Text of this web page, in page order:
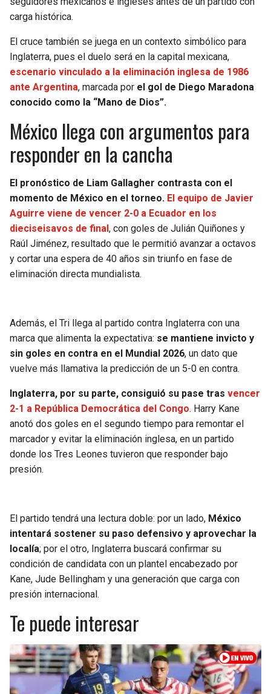
carga histórica.
El cruce también se juega en un contexto simbólico para
Inglaterra, pues el duelo será en la capital mexicana,
escenario vinculado a la eliminación inglesa de 1986
ante Argentina, marcada por el gol de Diego Maradona
conocido como la “Mano de Dios”.
México llega con argumentos para
responder en la cancha
El pronóstico de Liam Gallagher contrasta con el
momento de México en el torneo. El equipo de Javier
Aguirre viene de vencer 2-0 a Ecuador en los
dieciseisavos de final , con goles de Julián Quiñones y
Raúl Jiménez, resultado que le permitió avanzar a octavos
y cortar una espera de 40 años sin triunfo en fase de
eliminación directa mundialista.
Además, el Tri llega al partido contra Inglaterra con una
marca que alimenta la expectativa: se mantiene invicto y
sin goles en contra en el Mundial 2026, un dato que
vuelve más llamativa la predicción de un 5-0 en contra.
Inglaterra, por su parte, consiguió su pase tras vencer
2-1 a República Democrática del Congo. Harry Kane
anotó dos goles en el segundo tiempo para remontar el
marcador y evitar la eliminación inglesa, en un partido
donde los Tres Leones tuvieron que responder bajo
presión.
El partido tendrá una lectura doble: por un lado, México
intentará sostener su paso defensivo y aprovechar la
localía; por el otro, Inglaterra buscará confirmar su
condición de candidata con un plantel encabezado por
Kane, Jude Bellingham y una generación que carga con
presión internacional.
Te puede interesar